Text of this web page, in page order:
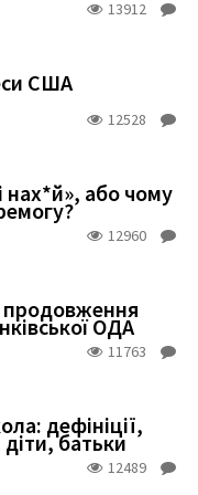
13912
США
12528
нах*й», або чому
12960
продовження
ОДА
11763
дефініції,
батьки
12489